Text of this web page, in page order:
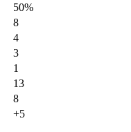
50%
8
4
3
1
13
8
+5